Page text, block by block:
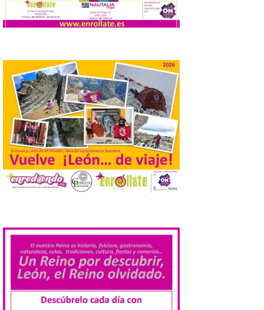
El Jamón de bellota 100 %
ganador al mejor jamón de
bellota ibérico
8 Ago 2026
El Ministerio de
Agricultura, Pesca y
Alimentación concede el
premio Alimentos de
España a los mejores
jamones 2026. Jamón Serrano 24 – Monte
Nevado recibe el premio al mejor jamón
serrano u otras figuras de calidad
reconocidas. Se han presentado […]
Las salas del antiguo
ayuntamiento de
Cabrillanes (Babia) acogen
la muestra ‘Eduardo
Arroyo en la colección del
ILC’